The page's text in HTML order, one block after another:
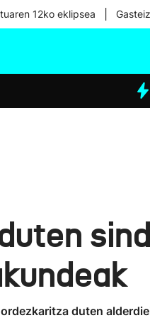
12ko eklipsea
Eguraldia
duten